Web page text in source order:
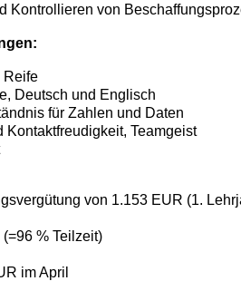
Kontrollieren von
Reife
Deutsch und Englisch
für Zahlen und Daten
Kontaktfreudigkeit, Teamgeist
von 1.153 EUR (1.
% Teilzeit)
im April